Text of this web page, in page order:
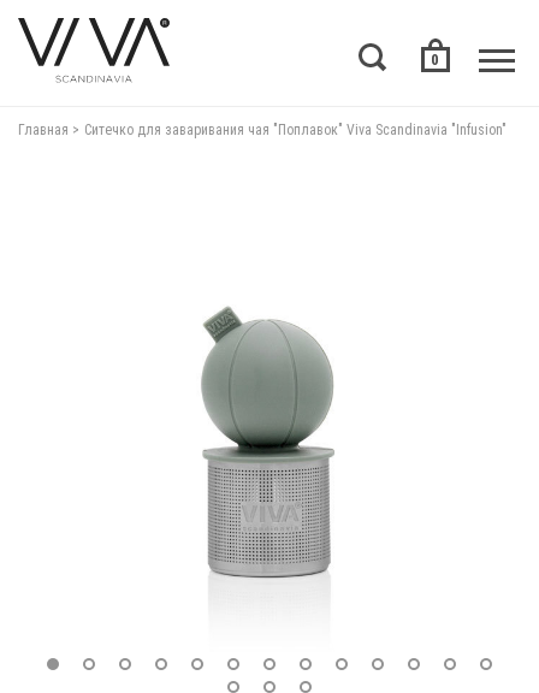
0
Главная Ситечко для заваривания чая "Поплавок" Viva Scandinavia "Infusion"